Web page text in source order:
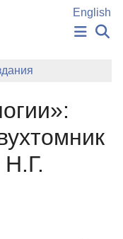
English